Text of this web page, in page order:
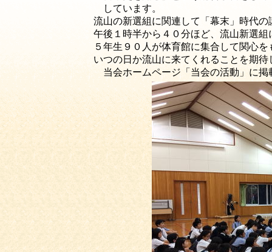
しています。
流山の新選組に関連して「幕末」時代
午後１時半から４０分ほど、流山新選
５年生９０人が体育館に集合して関心
いつの日か流山に来てくれること
当会ホームページ「当会の活動」に